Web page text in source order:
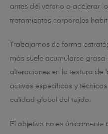
antes del verano o acelerar
tratamientos corporales
Trabajamos de forma
más suele acumularse
alteraciones en la textura de
activos específicos y
calidad global del tejido.
El objetivo no es únicamente